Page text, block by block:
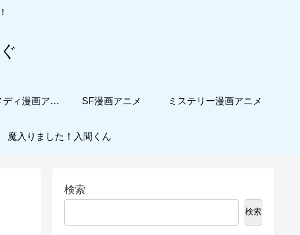
ホームコメディ漫画アニメ SF漫画アニメ ミステリー漫画アニメ
魔入りました！入間くん
検索
検索